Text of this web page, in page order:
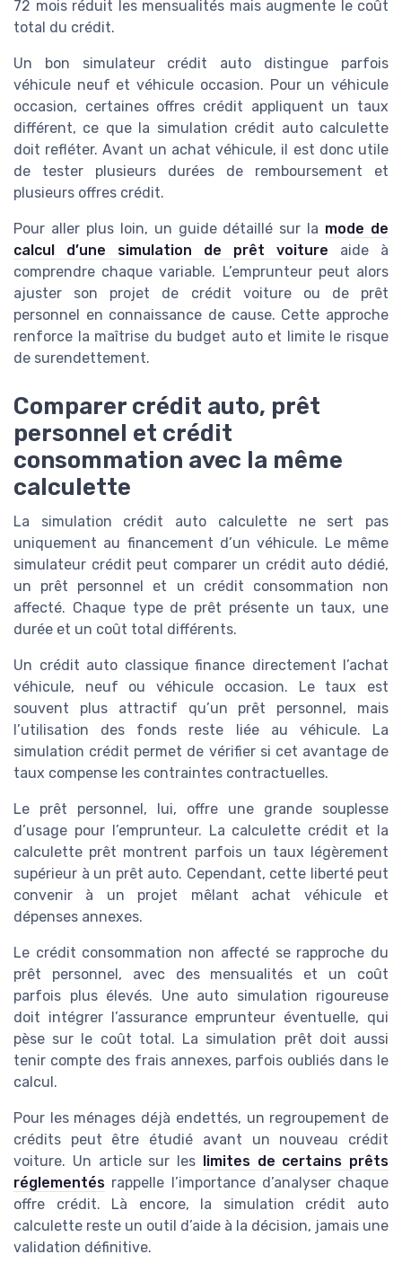
72 mois réduit les mensualités mais augmente le coût
total du crédit.
Un bon simulateur crédit auto distingue parfois
véhicule neuf et véhicule occasion. Pour un véhicule
occasion, certaines offres crédit appliquent un taux
différent, ce que la simulation crédit auto calculette
doit refléter. Avant un achat véhicule, il est donc utile
de tester plusieurs durées de remboursement et
plusieurs offres crédit.
Pour aller plus loin, un guide détaillé sur la mode de
calcul d’une simulation de prêt voiture aide à
comprendre chaque variable. L’emprunteur peut alors
ajuster son projet de crédit voiture ou de prêt
personnel en connaissance de cause. Cette approche
renforce la maîtrise du budget auto et limite le risque
de surendettement.
Comparer crédit auto, prêt
personnel et crédit
consommation avec la même
calculette
La simulation crédit auto calculette ne sert pas
uniquement au financement d’un véhicule. Le même
simulateur crédit peut comparer un crédit auto dédié,
un prêt personnel et un crédit consommation non
affecté. Chaque type de prêt présente un taux, une
durée et un coût total différents.
Un crédit auto classique finance directement l’achat
véhicule, neuf ou véhicule occasion. Le taux est
souvent plus attractif qu’un prêt personnel, mais
l’utilisation des fonds reste liée au véhicule. La
simulation crédit permet de vérifier si cet avantage de
taux compense les contraintes contractuelles.
Le prêt personnel, lui, offre une grande souplesse
d’usage pour l’emprunteur. La calculette crédit et la
calculette prêt montrent parfois un taux légèrement
supérieur à un prêt auto. Cependant, cette liberté peut
convenir à un projet mêlant achat véhicule et
dépenses annexes.
Le crédit consommation non affecté se rapproche du
prêt personnel, avec des mensualités et un coût
parfois plus élevés. Une auto simulation rigoureuse
doit intégrer l’assurance emprunteur éventuelle, qui
pèse sur le coût total. La simulation prêt doit aussi
tenir compte des frais annexes, parfois oubliés dans le
calcul.
Pour les ménages déjà endettés, un regroupement de
crédits peut être étudié avant un nouveau crédit
voiture. Un article sur les limites de certains prêts
réglementés rappelle l’importance d’analyser chaque
offre crédit. Là encore, la simulation crédit auto
calculette reste un outil d’aide à la décision, jamais une
validation définitive.